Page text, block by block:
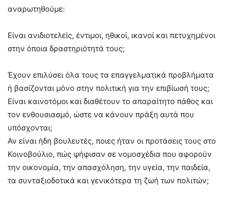
αναρωτηθούμε:
Είναι ανιδιοτελείς, έντιμοι, ηθικοί, ικανοί και πετυχημένοι
στην όποια δραστηριότητά τους;
Έχουν επιλύσει όλα τους τα επαγγελματικά προβλήματα
ή βασίζονται μόνο στην πολιτική για την επιβίωσή τους;
Είναι καινοτόμοι και διαθέτουν το απαραίτητο πάθος και
τον ενθουσιασμό, ώστε να κάνουν πράξη αυτά που
υπόσχονται;
Αν είναι ήδη βουλευτές, ποιες ήταν οι προτάσεις τους στο
Κοινοβούλιο, πώς ψήφισαν σε νομοσχέδια που αφορούν
την οικονομία, την απασχόληση, την υγεία, την παιδεία,
τα συνταξιοδοτικά και γενικότερα τη ζωή των πολιτών;